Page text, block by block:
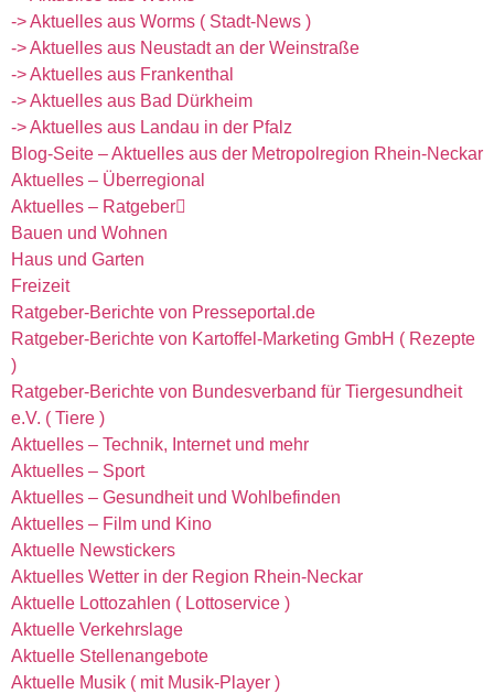
-> Aktuelles aus Worms ( Stadt-News )
-> Aktuelles aus Neustadt an der Weinstraße
-> Aktuelles aus Frankenthal
-> Aktuelles aus Bad Dürkheim
-> Aktuelles aus Landau in der Pfalz
Blog-Seite – Aktuelles aus der Metropolregion Rhein-Neckar
Aktuelles – Überregional
Aktuelles – Ratgeber
Bauen und Wohnen
Haus und Garten
Freizeit
Ratgeber-Berichte von Presseportal.de
Ratgeber-Berichte von Kartoffel-Marketing GmbH ( Rezepte
)
Ratgeber-Berichte von Bundesverband für Tiergesundheit
e.V. ( Tiere )
Aktuelles – Technik, Internet und mehr
Aktuelles – Sport
Aktuelles – Gesundheit und Wohlbefinden
Aktuelles – Film und Kino
Aktuelle Newstickers
Aktuelles Wetter in der Region Rhein-Neckar
Aktuelle Lottozahlen ( Lottoservice )
Aktuelle Verkehrslage
Aktuelle Stellenangebote
Aktuelle Musik ( mit Musik-Player )